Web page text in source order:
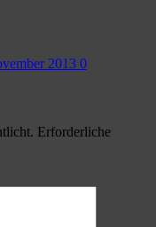
2013 0
Erforderliche